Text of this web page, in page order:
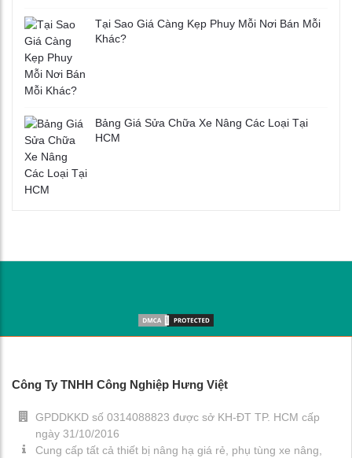
Tại Sao Giá Càng Kẹp Phuy Mỗi Nơi Bán Mỗi
Khác?
Bảng Giá Sửa Chữa Xe Nâng Các Loại Tại
HCM
Công Ty TNHH Công Nghiệp Hưng Việt
GPDDKKD số 0314088823 được sở KH-ĐT TP. HCM cấp
ngày 31/10/2016
Cung cấp tất cả thiết bị nâng hạ giá rẻ, phụ tùng xe nâng,